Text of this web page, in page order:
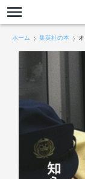
ホーム 集英社の本